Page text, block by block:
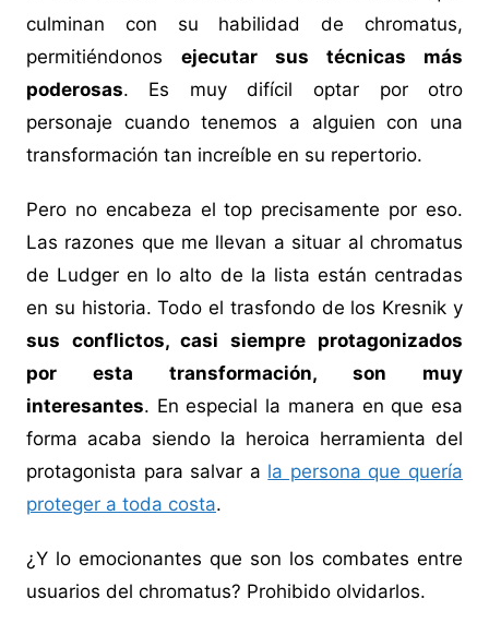
culminan con su habilidad de chromatus,
permitiéndonos ejecutar sus técnicas más
poderosas. Es muy difícil optar por otro
personaje cuando tenemos a alguien con una
transformación tan increíble en su repertorio.
Pero no encabeza el top precisamente por eso.
Las razones que me llevan a situar al chromatus
de Ludger en lo alto de la lista están centradas
en su historia. Todo el trasfondo de los Kresnik y
sus conflictos, casi siempre protagonizados
por esta transformación, son muy
interesantes. En especial la manera en que esa
forma acaba siendo la heroica herramienta del
protagonista para salvar a la persona que quería
proteger a toda costa.
¿Y lo emocionantes que son los combates entre
usuarios del chromatus? Prohibido olvidarlos.